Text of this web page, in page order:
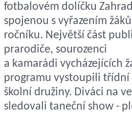
fotbalovém dolíčku
spojenou s vyřazením
ročníku. Největší část
prarodiče, sourozenci
a kamarádi vycházejících
programu vystoupili třídní
školní družiny. Diváci na
sledovali taneční show -